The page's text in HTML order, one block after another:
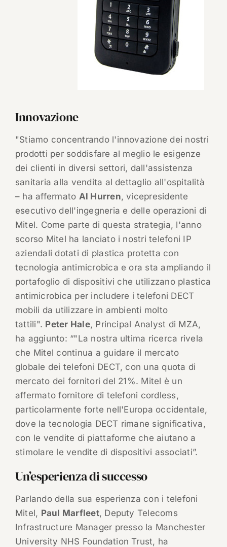
Innovazione
"Stiamo concentrando l'innovazione dei nostri
prodotti per soddisfare al meglio le esigenze
dei clienti in diversi settori, dall'assistenza
sanitaria alla vendita al dettaglio all'ospitalità
– ha affermato Al Hurren, vicepresidente
esecutivo dell'ingegneria e delle operazioni di
Mitel. Come parte di questa strategia, l'anno
scorso Mitel ha lanciato i nostri telefoni IP
aziendali dotati di plastica protetta con
tecnologia antimicrobica e ora sta ampliando il
portafoglio di dispositivi che utilizzano plastica
antimicrobica per includere i telefoni DECT
mobili da utilizzare in ambienti molto
tattili". Peter Hale, Principal Analyst di MZA,
ha aggiunto: “"La nostra ultima ricerca rivela
che Mitel continua a guidare il mercato
globale dei telefoni DECT, con una quota di
mercato dei fornitori del 21%. Mitel è un
affermato fornitore di telefoni cordless,
particolarmente forte nell'Europa occidentale,
dove la tecnologia DECT rimane significativa,
con le vendite di piattaforme che aiutano a
stimolare le vendite di dispositivi associati”.
Un’esperienza di successo
Parlando della sua esperienza con i telefoni
Mitel, Paul Marfleet, Deputy Telecoms
Infrastructure Manager presso la Manchester
University NHS Foundation Trust, ha